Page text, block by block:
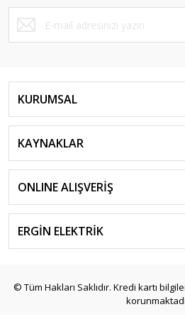
KURUMSAL
KAYNAKLAR
ONLINE ALIŞVERİŞ
ERGİN ELEKTRİK
© Tüm Hakları Saklıdır. Kredi kartı